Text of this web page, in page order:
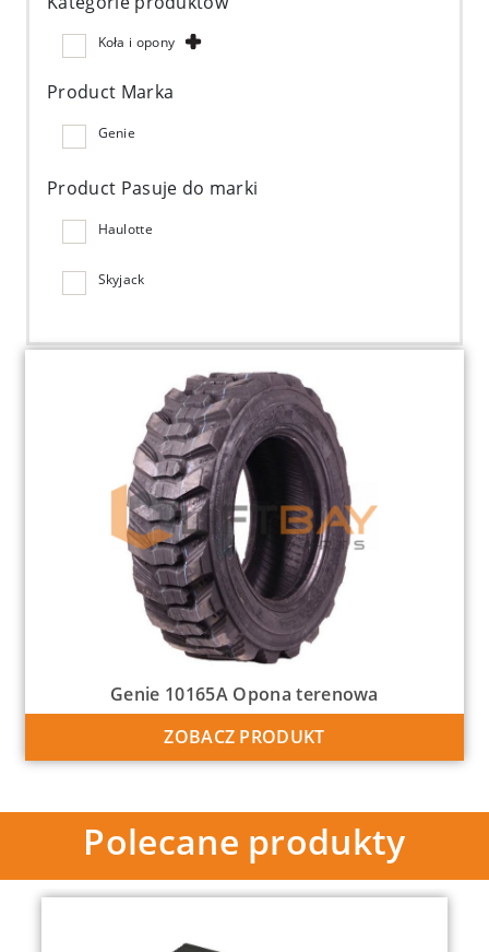
Koła i opony
Product Marka
Genie
Product Pasuje do marki
Haulotte
Skyjack
Genie 10165A Opona terenowa
ZOBACZ PRODUKT
Polecane produkty